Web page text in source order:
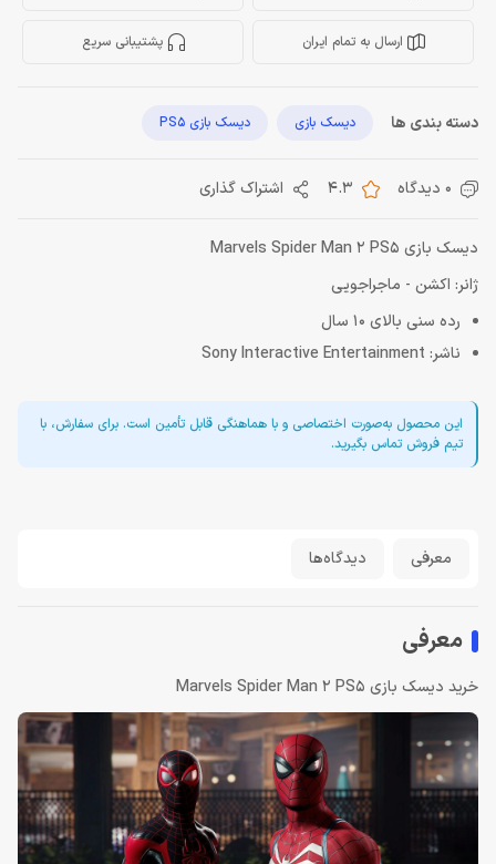
ارسال به تمام ایران پشتیبانی سریع
دسته بندی ها دیسک بازی دیسک بازی PS5
0 دیدگاه 4.3 اشتراک گذاری
دیسک بازی Marvels Spider Man 2 PS5
ژانر: اکشن - ماجراجویی
رده سنی بالای 10 سال
ناشر: Sony Interactive Entertainment
این محصول به‌صورت اختصاصی و با هماهنگی قابل تأمین است. برای سفارش، با
تیم فروش تماس بگیرید.
معرفی دیدگاه‌ها
معرفی
خرید دیسک بازی Marvels Spider Man 2 PS5